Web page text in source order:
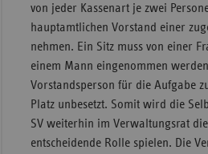
von jeder Kassenart je zwei
hauptamtlichen Vorstand einer
nehmen. Ein Sitz muss von einer
einem Mann eingenommen
Vorstandsperson für die Aufgabe
Platz unbesetzt. Somit wird die
SV weiterhin im Verwaltungsrat
entscheidende Rolle spielen. Die